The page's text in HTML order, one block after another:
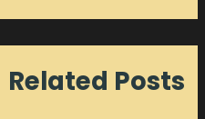
Related Posts